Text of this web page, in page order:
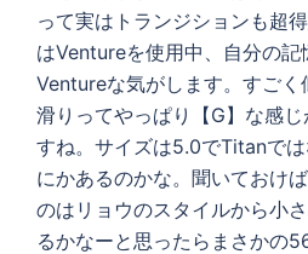
って実はトランジションも超
はVentureを使用中、自分の記
Ventureな気がします。すご
滑りってやっぱり【G】な感
すね。サイズは5.0でTitanで
にかあるのかな。聞いておけ
のはリョウのスタイルから小
るかなーと思ったらまさかの